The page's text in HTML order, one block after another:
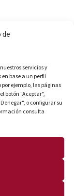
de
servicios y
base a un perfil
ejemplo, las páginas
botón "Aceptar",
o configurar su
consulta